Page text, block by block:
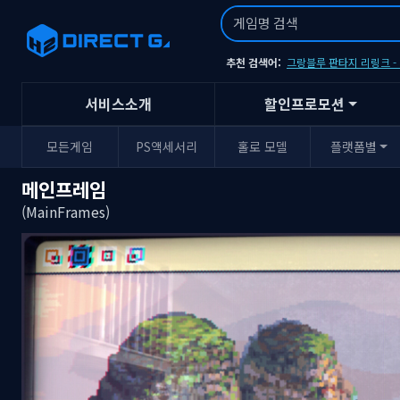
추천 검색어: 그랑블루 판타지 리링크
서비스소개 할인프로모션
모든게임 PS액세서리 홀로 모델 플랫폼별
메인프레임
(MainFrames)